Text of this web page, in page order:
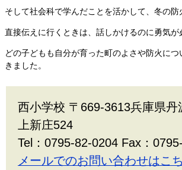
そして社会科で学んだことを活かして、冬の防
直接伝えに行くときは、話しかけるのに勇気が
どの子どもも自分が育った町のよさや防火に
きました。
西小学校 〒669-3613兵庫県丹
上新庄524
Tel：0795-82-0204 Fax：
メールでのお問い合わせはこ